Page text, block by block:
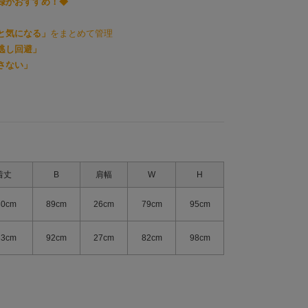
になる」 をまとめて管理
し回避」
ない」
丈 B 肩幅 W H
89cm 26cm 79cm 95cm
92cm 27cm 82cm 98cm